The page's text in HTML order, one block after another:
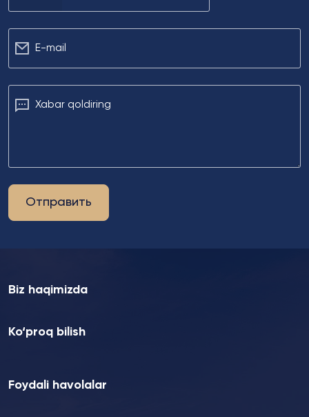
Е-mail
Xabar qoldiring
Отправить
Biz haqimizda
Ko‘proq bilish
Foydali havolalar